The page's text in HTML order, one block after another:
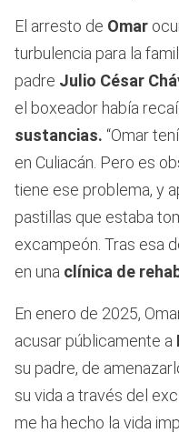
El arresto de Omar
turbulencia para la
padre Julio César
el boxeador había
sustancias. “Omar
en Culiacán. Pero es
tiene ese problema, y
pastillas que estaba
excampeón. Tras esa
en una clínica de
En enero de 2025,
acusar públicamente a
su padre, de
su vida a través del
me ha hecho la vida